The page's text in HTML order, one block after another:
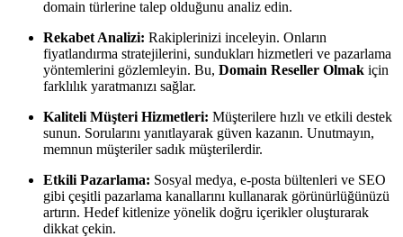
domain türlerine talep olduğunu analiz edin.
Rekabet Analizi: Rakiplerinizi inceleyin. Onların
fiyatlandırma stratejilerini, sundukları hizmetleri ve pazarlama
yöntemlerini gözlemleyin. Bu, Domain Reseller Olmak için
farklılık yaratmanızı sağlar.
Kaliteli Müşteri Hizmetleri: Müşterilere hızlı ve etkili destek
sunun. Sorularını yanıtlayarak güven kazanın. Unutmayın,
memnun müşteriler sadık müşterilerdir.
Etkili Pazarlama: Sosyal medya, e-posta bültenleri ve SEO
gibi çeşitli pazarlama kanallarını kullanarak görünürlüğünüzü
artırın. Hedef kitlenize yönelik doğru içerikler oluşturarak
dikkat çekin.